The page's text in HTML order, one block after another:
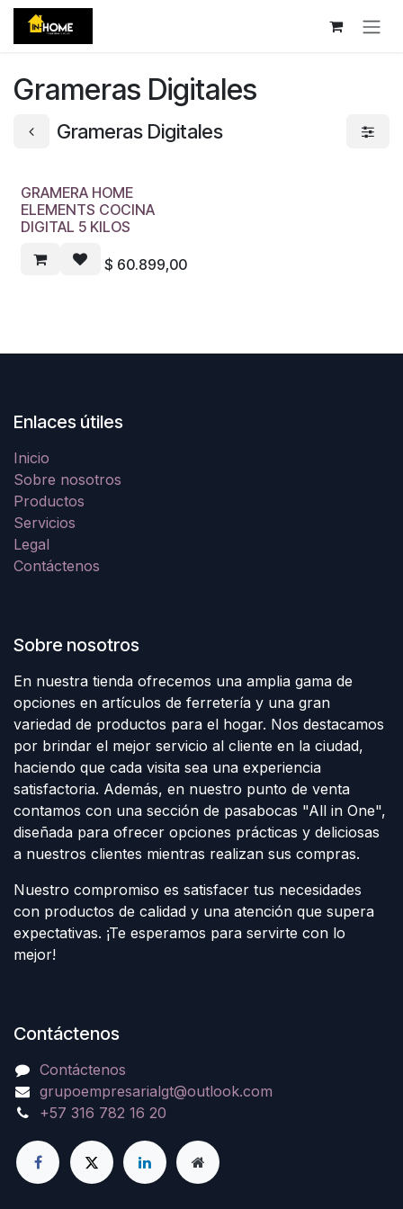
Ir al contenido
Grameras Digitales
Grameras Digitales
GRAMERA HOME
ELEMENTS COCINA
DIGITAL 5 KILOS
$ 60.899,00
Enlaces útiles
Inicio
Sobre nosotros
Productos
Servicios
Legal
Contáctenos
Sobre nosotros
En nuestra tienda ofrecemos una amplia gama de
opciones en artículos de ferretería y una gran
variedad de productos para el hogar. Nos destacamos
por brindar el mejor servicio al cliente en la ciudad,
haciendo que cada visita sea una experiencia
satisfactoria. Además, en nuestro punto de venta
contamos con una sección de pasabocas "All in One",
diseñada para ofrecer opciones prácticas y deliciosas
a nuestros clientes mientras realizan sus compras.
Nuestro compromiso es satisfacer tus necesidades
con productos de calidad y una atención que supera
expectativas. ¡Te esperamos para servirte con lo
mejor!
Contáctenos
Contáctenos
grupoempresarialgt@outlook.com
+57 316 782 16 20